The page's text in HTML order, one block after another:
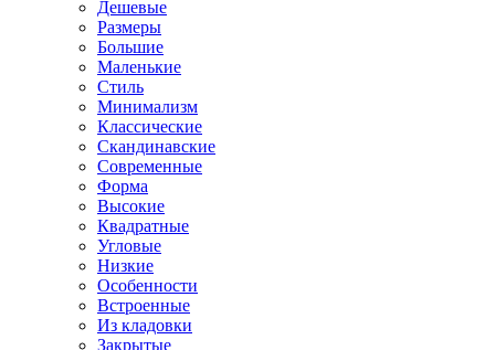
Дешевые
Размеры
Большие
Маленькие
Стиль
Минимализм
Классические
Скандинавские
Современные
Форма
Высокие
Квадратные
Угловые
Низкие
Особенности
Встроенные
Из кладовки
Закрытые